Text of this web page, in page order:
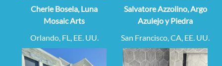
Cherie Bosela, Luna
Mosaic Arts
Orlando, FL, EE. UU.
Salvatore Azzolino, Argo
Azulejo y Piedra
San Francisco, CA, EE. UU.